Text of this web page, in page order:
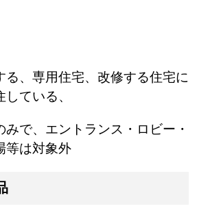
る、専用住宅、改修する住宅に
ている、
みで、エントランス・ロビー・
等は対象外